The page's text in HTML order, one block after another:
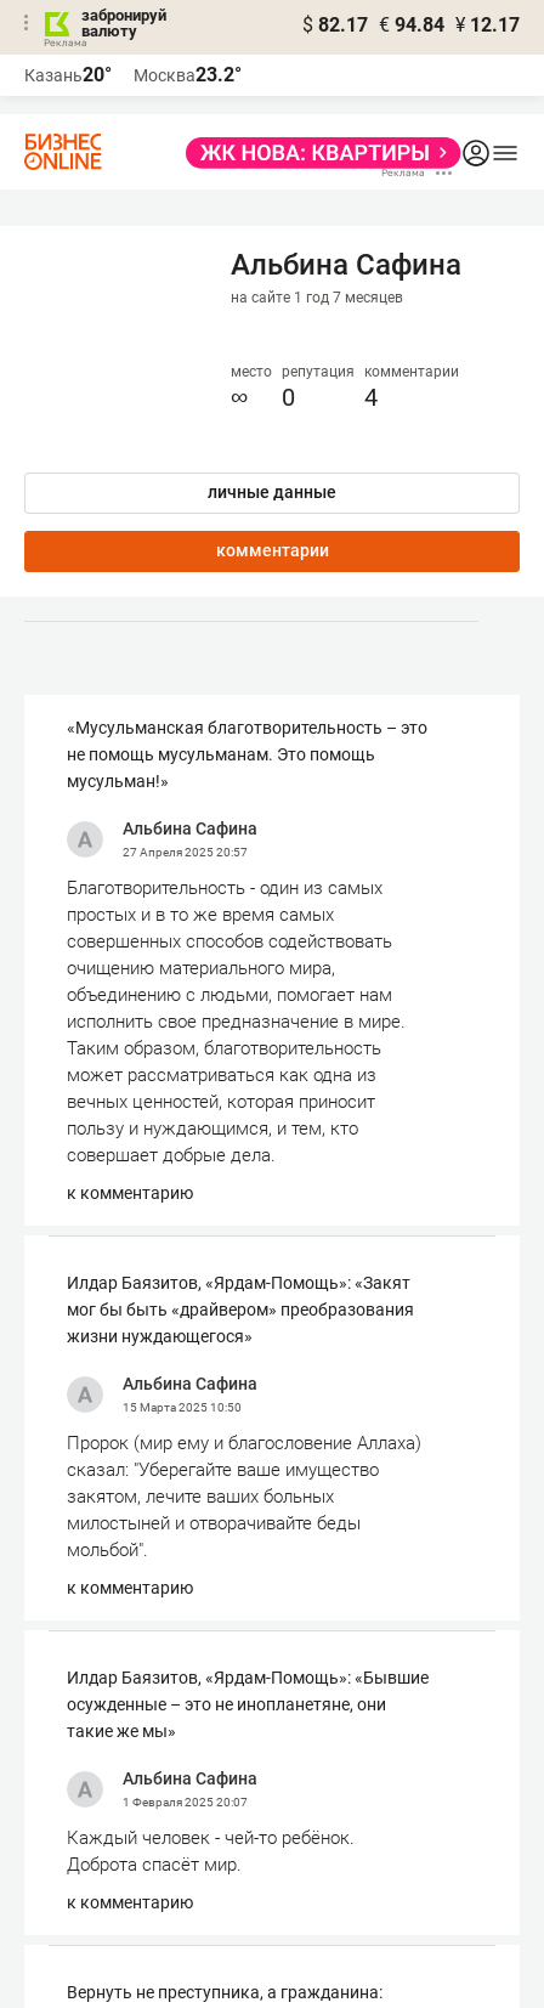
забронируй
валюту
$ 82.17 € 94.84 ¥ 12.17
Казань20° Москва23.2°
Альбина Сафина
на сайте 1 год 7 месяцев
место
∞
репутация
0
комментарии
4
личные данные
комментарии
«Мусульманская благотворительность – это
не помощь мусульманам. Это помощь
мусульман!»
Альбина Сафина
27 Апреля 202520:57
Благотворительность - один из самых
простых и в то же время самых
совершенных способов содействовать
очищению материального мира,
объединению с людьми, помогает нам
исполнить свое предназначение в мире.
Таким образом, благотворительность
может рассматриваться как одна из
вечных ценностей, которая приносит
пользу и нуждающимся, и тем, кто
совершает добрые дела.
к комментарию
Илдар Баязитов, «Ярдам-Помощь»: «Закят
мог бы быть «драйвером» преобразования
жизни нуждающегося»
Альбина Сафина
15 Марта 202510:50
Пророк (мир ему и благословение Аллаха)
сказал: "Уберегайте ваше имущество
закятом, лечите ваших больных
милостыней и отворачивайте беды
мольбой".
к комментарию
Илдар Баязитов, «Ярдам-Помощь»: «Бывшие
осужденные – это не инопланетяне, они
такие же мы»
Альбина Сафина
1 Февраля 202520:07
Каждый человек - чей-то ребёнок.
Доброта спасёт мир.
к комментарию
Вернуть не преступника, а гражданина: